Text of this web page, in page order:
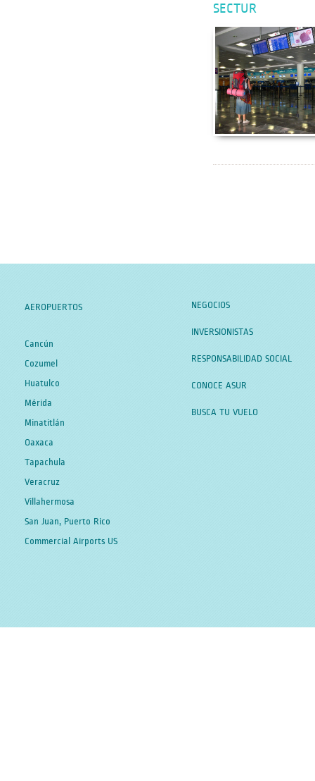
SECTUR
AEROPUERTOS
Cancún
Cozumel
Huatulco
Mérida
Minatitlán
Oaxaca
Tapachula
Veracruz
Villahermosa
San Juan, Puerto Rico
Commercial Airports US
NEGOCIOS
INVERSIONISTAS
RESPONSABILIDAD SOCIAL
CONOCE ASUR
BUSCA TU VUELO